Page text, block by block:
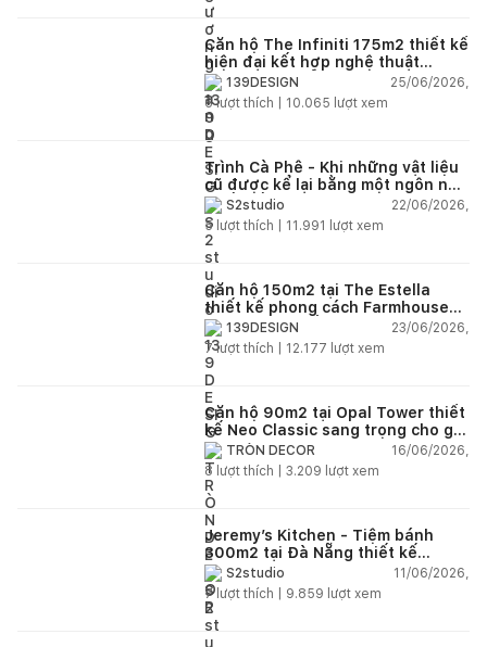
Căn hộ The Infiniti 175m2 thiết kế
hiện đại kết hợp nghệ thuật
Modern Art đầy cảm xúc
139DESIGN
25/06/2026,
6lượt thích | 10.065 lượt xem
Trình Cà Phê - Khi những vật liệu
cũ được kể lại bằng một ngôn ngữ
thiết kế mới
S2studio
22/06/2026,
5 lượt thích | 11.991 lượt xem
Căn hộ 150m2 tại The Estella
thiết kế phong cách Farmhouse
thanh lịch và ấm áp
139DESIGN
23/06/2026,
7lượt thích | 12.177 lượt xem
Căn hộ 90m2 tại Opal Tower thiết
kế Neo Classic sang trọng cho gia
đình trẻ
TRÒN DECOR
16/06/2026,
8 lượt thích | 3.209 lượt xem
Jeremy’s Kitchen - Tiệm bánh
300m2 tại Đà Nẵng thiết kế
phong cách công nghiệp hiện đại
ngập tràn ánh sáng tự nhiên
S2studio
11/06/2026,
7lượt thích | 9.859 lượt xem